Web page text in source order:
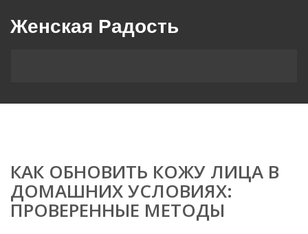
Женская Радость
КАК ОБНОВИТЬ КОЖУ ЛИЦА В
ДОМАШНИХ УСЛОВИЯХ:
ПРОВЕРЕННЫЕ МЕТОДЫ